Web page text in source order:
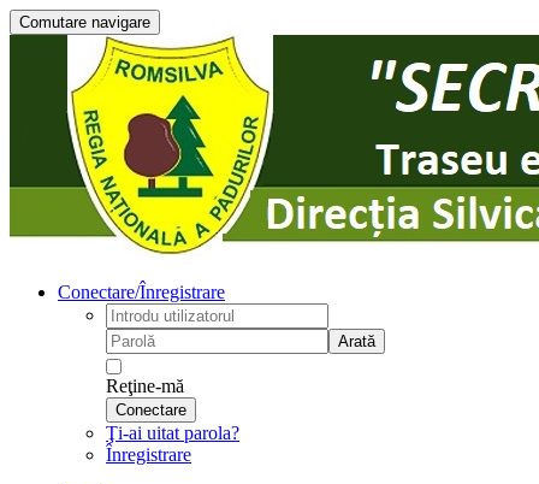
Comutare navigare
Conectare/Înregistrare
Arată
Reţine-mă
Conectare
Ţi-ai uitat parola?
Înregistrare